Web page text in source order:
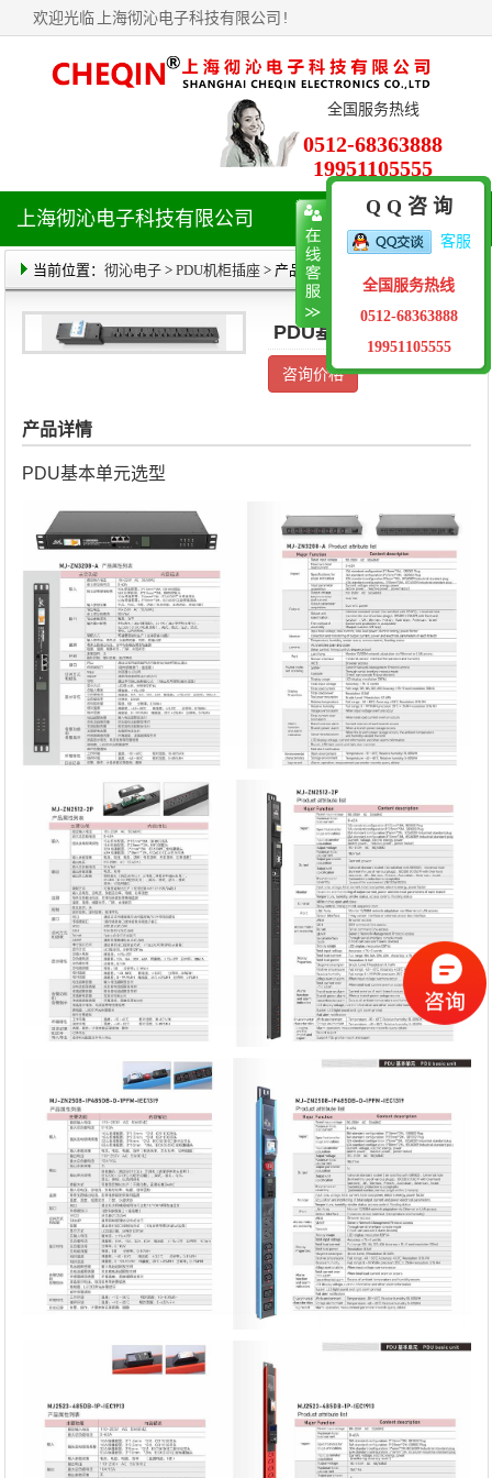
欢迎光临 上海彻沁电子科技有限公司 !
全国服务热线
0512-68363888
19951105555
航
单
上海彻沁电子科技有限公司
当前位置： 彻沁电子> PDU机柜插座> 产品详情
PDU基本单元选型
咨询价格
产品详情
PDU基本单元选型
Q Q 咨 询
客服
全国服务热线
0512-68363888
19951105555